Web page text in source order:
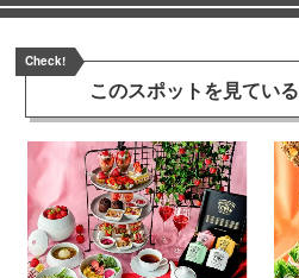
Check!
このスポットを見ている